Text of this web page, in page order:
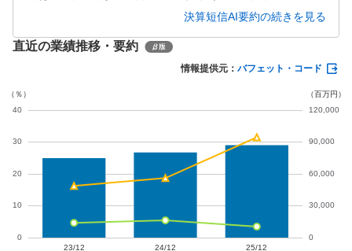
増）と増加したものの、営業利益は10億3,800万円
は19億8,200万円（前年同期比28.6％増）と増加しま
したが、親会社株主に帰属する四半期純利益は13億
決算短信AI要約の続きを見る
直近の業績推移・要約
情報提供元： バフェット・コード